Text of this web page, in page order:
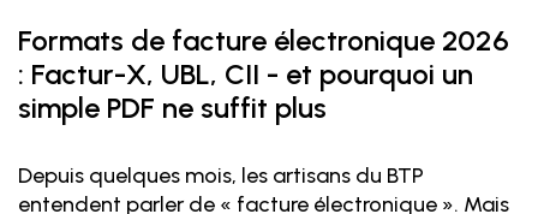
Formats de facture électronique 2026
: Factur-X, UBL, CII - et pourquoi un
simple PDF ne suffit plus
Depuis quelques mois, les artisans du BTP
entendent parler de « facture électronique ». Mais